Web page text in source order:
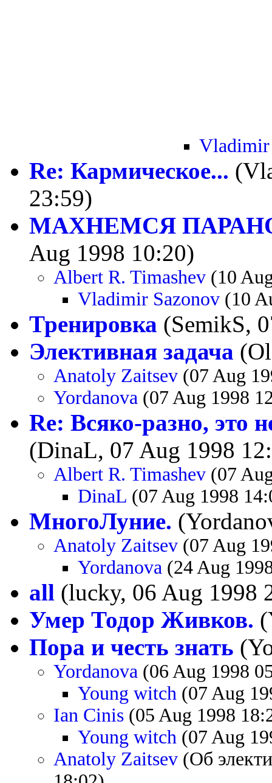
Vladimir
Re: Кармическое...
23:59)
МАХНЕМСЯ
Aug 1998 10:20)
Albert R. Timashev (10
Vladimir Sazonov (10
Тренировка (SemikS,
Элективная задача
Anatoly Zaitsev (07 Aug
Yordanova (07 Aug 1998
Re: Всяко-разно, это
(DinaL, 07 Aug 1998
Albert R. Timashev (07
DinaL (07 Aug 1998
МногоЛуние.
Anatoly Zaitsev (07 Aug
Yordanova (24 Aug
all (lucky, 06 Aug 1998
Умер Тодор Живков.
Пора и честь знать
Yordanova (06 Aug 1998
Young witch (07 Aug
Ian Cinis (05 Aug 1998
Young witch (07 Aug
Anatoly Zaitsev (Об